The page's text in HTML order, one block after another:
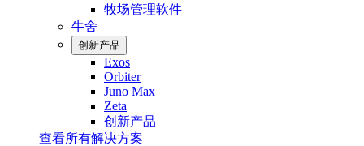
牧场管理软件
牛舍
创新产品
Exos
Orbiter
Juno Max
Zeta
创新产品
查看所有解决方案